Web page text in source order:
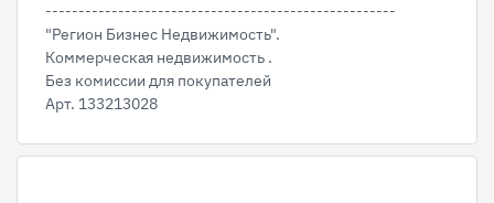
-----------------------------------------------------
"Регион Бизнес Недвижимость".
Коммерческая недвижимость .
Без комиссии для покупателей
Арт. 133213028